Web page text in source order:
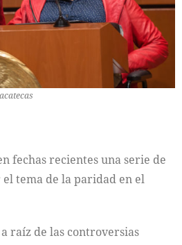
fechas recientes una serie de
tema de la paridad en el
a raíz de las controversias